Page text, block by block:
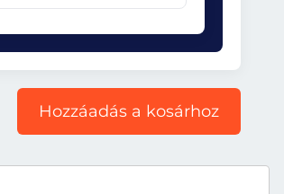
Hozzáadás a kosárhoz